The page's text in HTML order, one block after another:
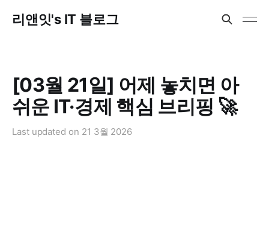
리앤잇's IT 블로그
[03월 21일] 어제 놓치면 아
쉬운 IT·경제 핵심 브리핑 🚀
Last updated on 21 3월 2026